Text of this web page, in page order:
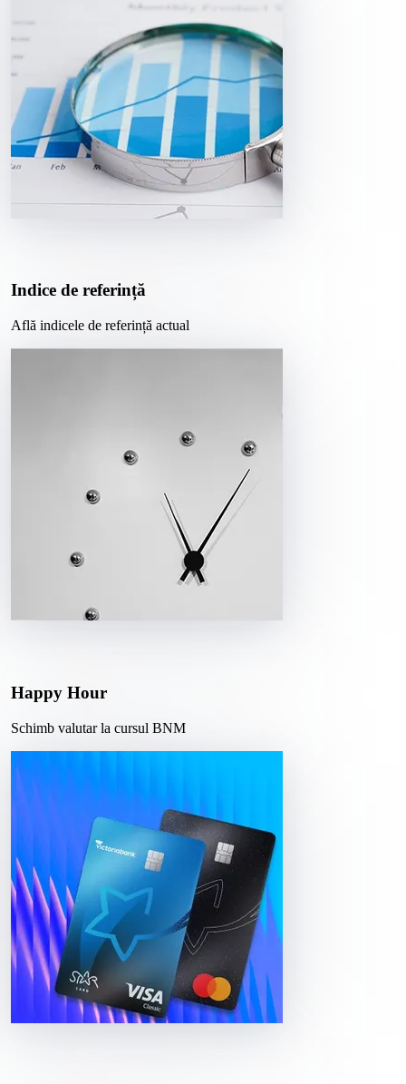
Indice de referință
Află indicele de referință actual
Happy Hour
Schimb valutar la cursul BNM